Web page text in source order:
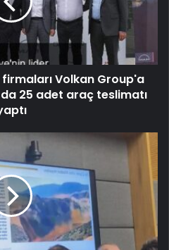
Volkan Group'a
25 adet araç teslimatı